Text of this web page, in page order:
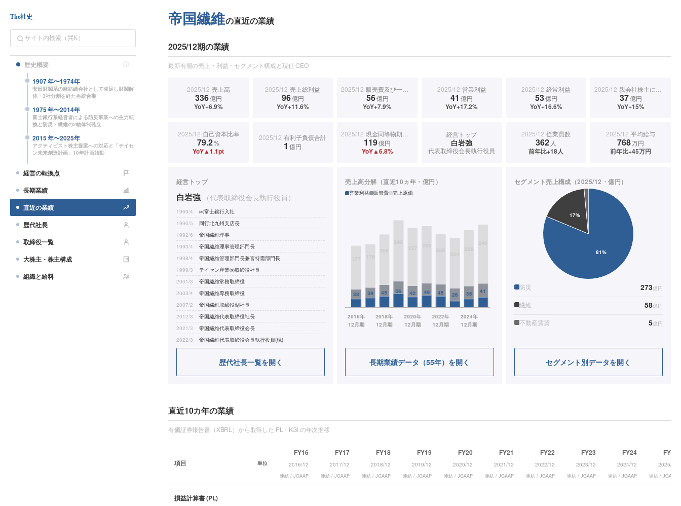
The社史
歴史概要
1907年〜1974年
安田財閥系の麻紡績会社として発足し財閥解
体・3社分割を経た再統合期
1975年〜2014年
富士銀行系経営者による防災事業への主力転
換と防災・繊維の2軸体制確立
2015年〜2025年
アクティビスト株主提案への対応と「テイセ
ン未来創造計画」10年計画始動
経営の転換点
長期業績
直近の業績
歴代社長
取締役一覧
大株主・株主構成
組織と給料
帝国繊維の直近の業績
2025/12期の業績
最新有報の売上・利益・セグメント構成と現任 CEO
2025/12 売上高
336億円
YoY+6.9%
2025/12 売上総利益
96億円
YoY+11.6%
2025/12 販売費及び一般管理費
56億円
YoY+7.9%
2025/12 営業利益
41 億円
YoY+17.2%
2025/12 経常利益
53億円
YoY+16.6%
2025/12 親会社株主に帰属する当期純利益
37億円
YoY+15%
2025/12 自己資本比率
79.2%
YoY▲1.1pt
2025/12 有利子負債合計
1 億円
2025/12 現金同等物期末残高
119億円
YoY▲6.8%
経営トップ
白岩強
代表取締役会長執行役員
2025/12 従業員数
362 人
前年比+18人
2025/12 平均給与
768万円
前年比+45万円
経営トップ
白岩強 （代表取締役会長執行役員）
1969/4
㈱富士銀行入社
1990/5
同行北九州支店長
1992/6
帝国繊維理事
1993/4
帝国繊維理事管理部門長
1998/4
帝国繊維管理部門長兼官特需部門長
1999/3
テイセン産業㈱取締役社長
2001/3
帝国繊維常務取締役
2003/4
帝国繊維専務取締役
2007/2
帝国繊維取締役副社長
2012/3
帝国繊維代表取締役社長
2021/3
帝国繊維代表取締役会長
2022/3
帝国繊維代表取締役会長執行役員(現)
歴代社長一覧を開く
売上高分解（直近10ヵ年・億円）
営業利益 販管費 売上原価
長期業績データ（55年）を開く
セグメント売上構成（2025/12・億円）
防災 273億円
繊維 58億円
不動産賃貸 5億円
セグメント別データを開く
直近10カ年の業績
有価証券報告書（XBRL）から取得した PL・KGI の年次推移
項目 単位
FY16
2016/12
連結 / JGAAP
FY17
2017/12
連結 / JGAAP
FY18
2018/12
連結 / JGAAP
FY19
2019/12
連結 / JGAAP
FY20
2020/12
連結 / JGAAP
FY21
2021/12
連結 / JGAAP
FY22
2022/12
連結 / JGAAP
FY23
2023/12
連結 / JGAAP
FY24
2024/12
連結 / JGAAP
FY25
2025/12
連結 / JGAAP
損益計算書 (PL)